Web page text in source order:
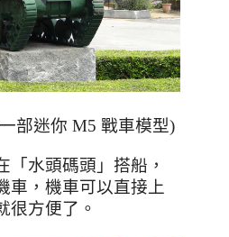
部迷你 M5 戰車模型)
「水頭碼頭」搭船，
車，機車可以直接上
很方便了。